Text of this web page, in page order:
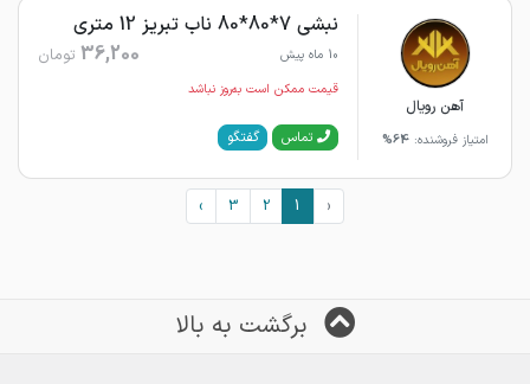
آهن رویال
امتیاز فروشنده:64%
نبشی 7*80*80 ناب تبریز 12 متری
10 ماه پیش 36,200 تومان
قیمت ممکن است به‌روز نباشد
تماس گفتگو
‹
1
2
3
›
برگشت به بالا